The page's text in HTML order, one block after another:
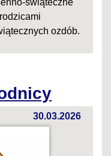
świąteczne
ozdób.
30.03.2026